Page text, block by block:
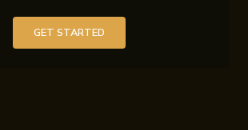
GET STARTED